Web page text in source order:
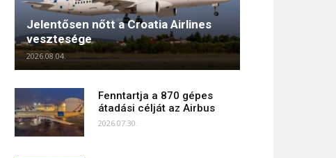
Jelentősen nőtt a Croatia Airlines
vesztesége
2026.08.04.
Fenntartja a 870 gépes
átadási célját az Airbus
2026.07.30.